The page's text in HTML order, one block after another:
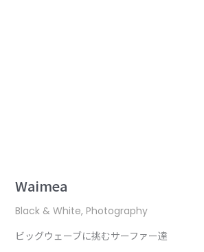
Waimea
Black & White, Photography
ビッグウェーブに挑むサーファー達